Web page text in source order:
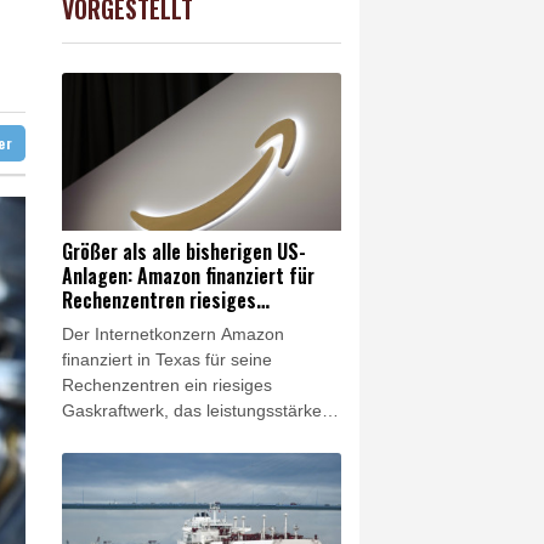
es
0.51%
VORGESTELLT
Größer als alle bisherigen US-
Anlagen: Amazon finanziert für
Rechenzentren riesiges
Gaskraftwerk
Der Internetkonzern Amazon
finanziert in Texas für seine
Rechenzentren ein riesiges
Gaskraftwerk, das leistungsstärker
USA werden soll. Das Unternehmen
bestätigte am Freitag
entsprechende Berichte. Es ist das
jüngste Beispiel dafür, wie die